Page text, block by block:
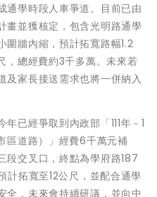
通學時段人車爭道。目前已由
畫並獲核定，包含光明路通學
圍牆內縮，預計拓寬路幅1.2
，總經費約3千多萬。未來若
及家長接送需求也將一併納入
已經爭取到內政部「111年－1
區道路）」經費6千萬元補
段交叉口，終點為學府路187
拓寬至12公尺，並配合通學
全，未來會持續研議，並向中